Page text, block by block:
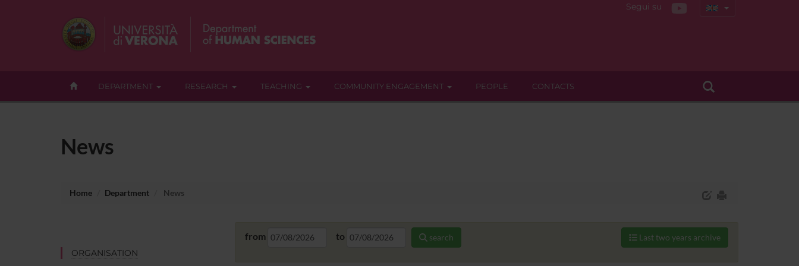
Segui su
DEPARTMENT RESEARCH TEACHING COMMUNITY ENGAGEMENT PEOPLE CONTACTS
News
Home Department News
ORGANISATION
from to search Last two years archive